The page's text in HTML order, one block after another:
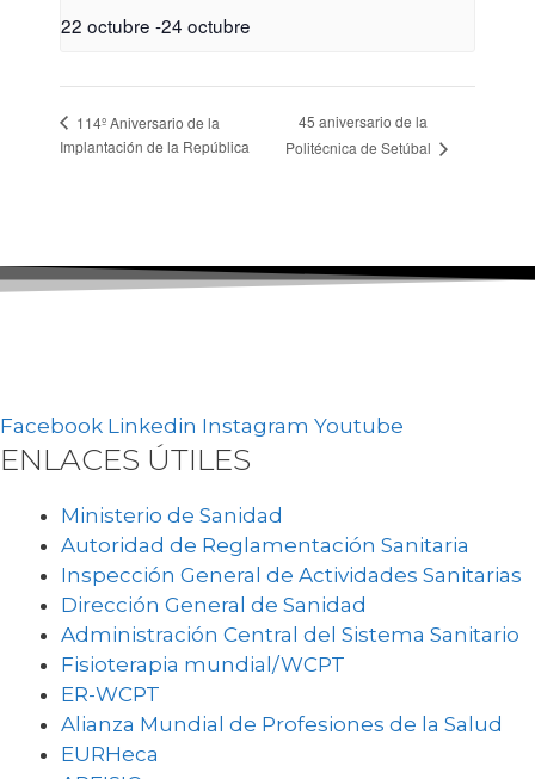
22 octubre -24 octubre
114º Aniversario de la
Implantación de la República
45 aniversario de la
Politécnica de Setúbal
Facebook Linkedin Instagram Youtube
ENLACES ÚTILES
Ministerio de Sanidad
Autoridad de Reglamentación Sanitaria
Inspección General de Actividades Sanitarias
Dirección General de Sanidad
Administración Central del Sistema Sanitario
Fisioterapia mundial/WCPT
ER-WCPT
Alianza Mundial de Profesiones de la Salud
EURHeca